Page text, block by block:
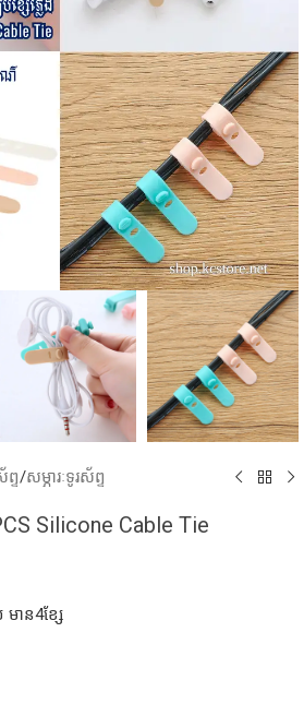
ទ/សម្ភារៈទូរស័ព្ទ
Silicone Cable Tie
ាន4ខ្សែ